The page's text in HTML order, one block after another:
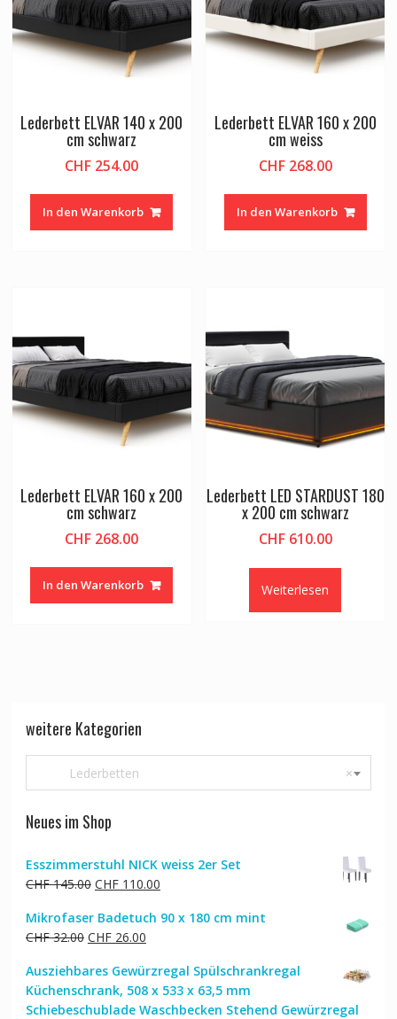
Lederbett ELVAR 140 x 200
cm schwarz
CHF 254.00
In den Warenkorb
Lederbett ELVAR 160 x 200
cm weiss
CHF268.00
In den Warenkorb
Lederbett ELVAR 160 x 200
cm schwarz
CHF 268.00
In den Warenkorb
Lederbett LED STARDUST 180
x 200 cm schwarz
CHF610.00
Weiterlesen
weitere Kategorien
×
Lederbetten
Neues im Shop
Esszimmerstuhl NICK weiss 2er Set
CHF145.00 Ursprünglicher
war:
CHF 145.00
CHF110.00Aktueller
ist:
Mikrofaser Badetuch 90 x 180 cm mint
CHF32.00 Ursprünglicher
war:
CHF 32.00
CHF26.00Aktueller
ist:
CHF 26.00.
Ausziehbares Gewürzregal Spülschrankregal
Küchenschrank, 508 x 533 x 63,5 mm
Schiebeschublade Waschbecken Stehend Gewürzregal